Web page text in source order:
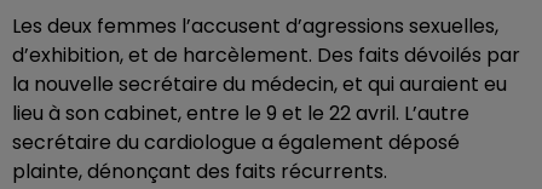
Les deux femmes l’accusent d’agressions sexuelles,
d’exhibition, et de harcèlement. Des faits dévoilés par
la nouvelle secrétaire du médecin, et qui auraient eu
lieu à son cabinet, entre le 9 et le 22 avril. L’autre
secrétaire du cardiologue a également déposé
plainte, dénonçant des faits récurrents.